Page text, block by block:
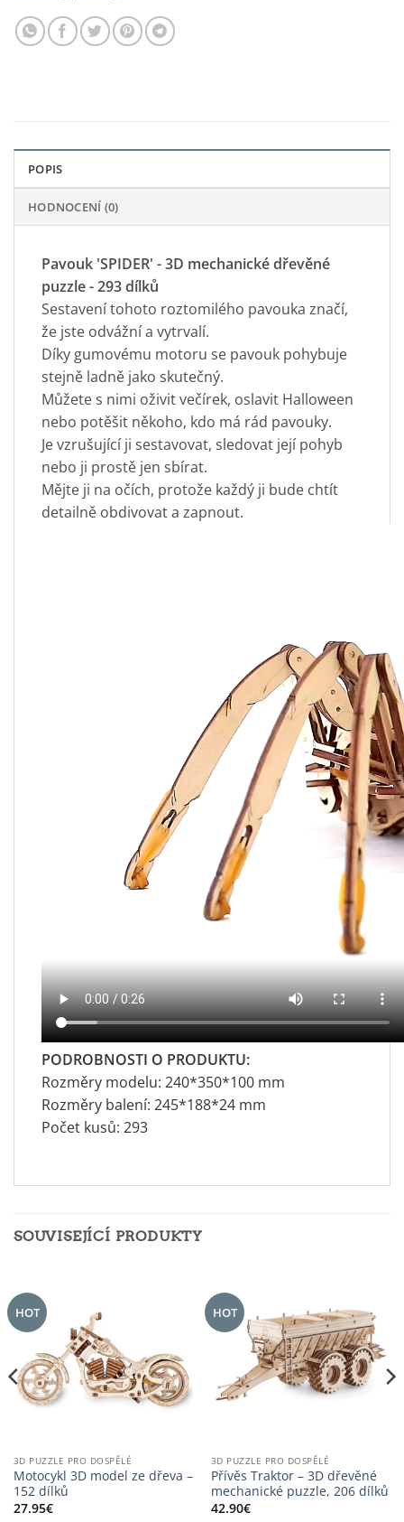
POPIS
HODNOCENÍ (0)
Pavouk 'SPIDER' - 3D mechanické dřevěné
puzzle - 293 dílků
Sestavení tohoto roztomilého pavouka značí,
že jste odvážní a vytrvalí.
Díky gumovému motoru se pavouk pohybuje
stejně ladně jako skutečný.
Můžete s nimi oživit večírek, oslavit Halloween
nebo potěšit někoho, kdo má rád pavouky.
Je vzrušující ji sestavovat, sledovat její pohyb
nebo ji prostě jen sbírat.
Mějte ji na očích, protože každý ji bude chtít
detailně obdivovat a zapnout.
PODROBNOSTI O PRODUKTU:
Rozměry modelu: 240*350*100 mm
Rozměry balení: 245*188*24 mm
Počet kusů: 293
SOUVISEJÍCÍ PRODUKTY
HOT
3D PUZZLE PRO DOSPĚLÉ
Motocykl 3D model ze dřeva –
152 dílků
27.95€
HOT
3D PUZZLE PRO DOSPĚLÉ
Přívěs Traktor – 3D dřevěné
mechanické puzzle, 206 dílků
42.90€